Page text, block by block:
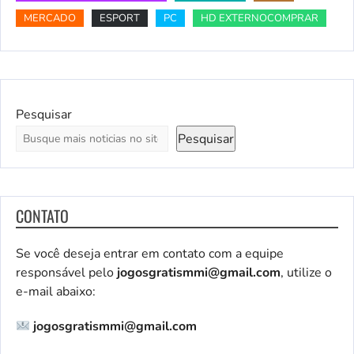
MERCADO
ESPORT PC HD EXTERNOCOMPRAR
Pesquisar
Pesquisar
CONTATO
Se você deseja entrar em contato com a equipe
responsável pelojogosgratismmi@gmail.com, utilize o
e-mail abaixo:
jogosgratismmi@gmail.com